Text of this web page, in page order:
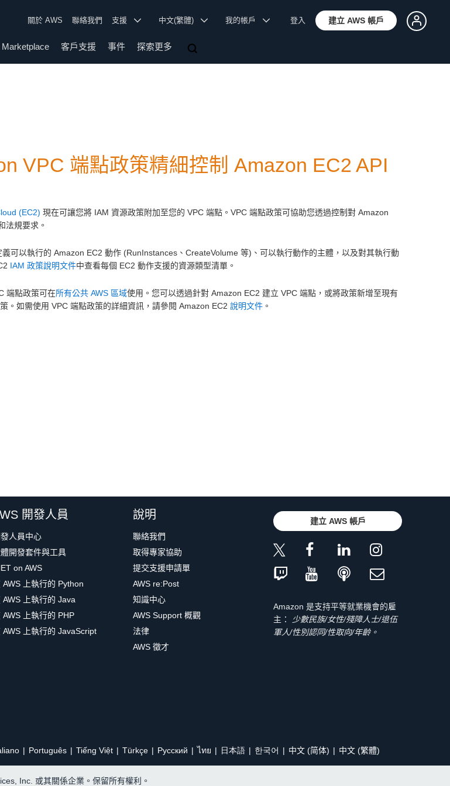
關於 AWS 聯絡我們 支援 中文(繁體) 我的帳戶 登入 建立 AWS 帳戶
Marketplace 客戶支援 事件 探索更多
VPC 端點政策精細控制 Amazon EC2 API
(EC2) 現在可讓您將 IAM 資源政策附加至您的 VPC 端點。VPC 端點政策可協助您透過控制對 Amazon
法規要求。
可以執行的 Amazon EC2 動作 (RunInstances、CreateVolume 等)、可以執行動作的主體，以及對其執行動
IAM 政策說明文件中查看每個 EC2 動作支援的資源類型清單。
端點政策可在所有公共 AWS 區域使用。您可以透過針對 Amazon EC2 建立 VPC 端點，或將政策新增至現有
。如需使用 VPC 端點政策的詳細資訊，請參閱 Amazon EC2 說明文件 。
開發人員
發人員中心
開發套件與工具
on AWS
AWS 上執行的 Python
AWS 上執行的 Java
AWS 上執行的 PHP
AWS 上執行的 JavaScript
說明
聯絡我們
取得專家協助
提交支援申請單
AWS re:Post
知識中心
AWS Support 概觀
法律
AWS 徵才
建立 AWS 帳戶
Amazon 是支持平等就業機會的雇
主：
少數民族/女性/殘障人士/退伍
軍人/性別認同/性取向/年齡。
Português Tiếng Việt Türkçe Ρусский ไทย 日本語 한국어 中文 (简体) 中文 (繁體)
Inc. 或其關係企業。保留所有權利。